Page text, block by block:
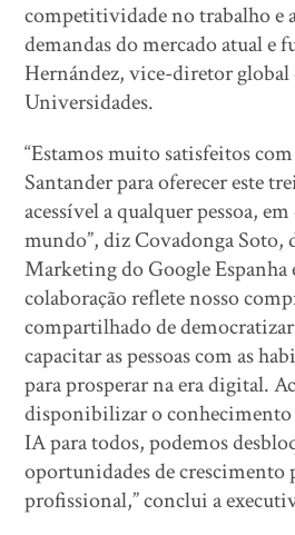
competitividade no trabalho e
demandas do mercado atual e
Hernández, vice-diretor global
Universidades.
“Estamos muito satisfeitos
Santander para oferecer este
acessível a qualquer pessoa,
mundo”, diz Covadonga Soto,
Marketing do Google Espanha
colaboração reflete nosso
compartilhado de democratizar
capacitar as pessoas com as
para prosperar na era digital.
disponibilizar o conhecimento
IA para todos, podemos
oportunidades de crescimento
profissional,” conclui a